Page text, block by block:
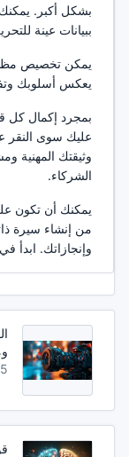
بشكل أكبر. يمكنك
ببيانات عينة
يمكن تخصيص
يعكس أسلوبك
بمجرد إكمال كل
عليك سوى النقر
وثيقتك المهنية
الشركاء.
يمكنك أن تكون
من إنشاء سيرة
وإنجازاتك. ابدأ